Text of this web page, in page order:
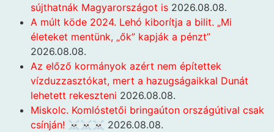
sújthatnák Magyarországot is 2026.08.08.
A múlt köde 2024. Lehó kiborítja a bilit. „Mi
életeket mentünk, „ők” kapják a pénzt”
2026.08.08.
Az előző kormányok azért nem építettek
vízduzzasztókat, mert a hazugságaikkal Dunát
lehetett rekeszteni 2026.08.08.
Miskolc. Komlóstetői bringaúton országútival csak
csínján! ☠️☠️☠️ 2026.08.08.